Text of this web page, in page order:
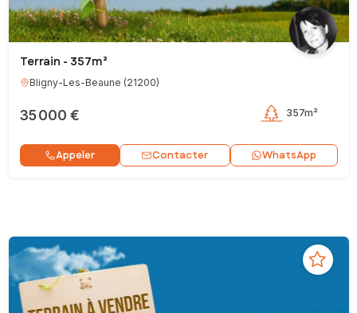
Terrain - 357m²
Bligny-Les-Beaune (21200)
35 000 € 357m²
Appeler Contacter WhatsApp